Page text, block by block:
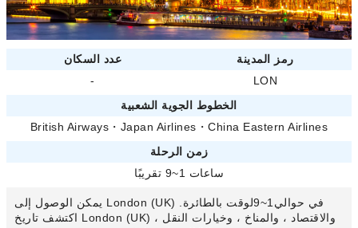
عدد السكان
رمز المدينة
-
LON
الخطوط الجوية الشعبية
British Airways ・ Japan Airlines ・China Eastern Airlines
زمن الرحلة
ساعات 1~9 تقريبًا
يمكن الوصول إلى London (UK) في حوالي1~9لوقت بالطائرة.
اكتشف تاريخ London (UK) ، والاقتصاد ، والمناخ ، وخيارات النقل